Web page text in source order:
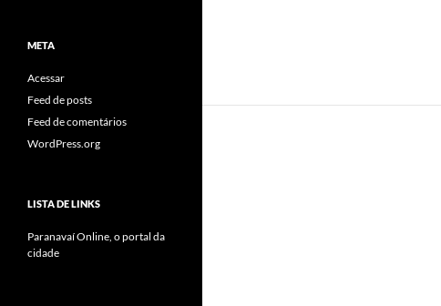
META
Acessar
Feed de posts
Feed de comentários
WordPress.org
LISTA DE LINKS
Paranavaí Online, o portal da
cidade